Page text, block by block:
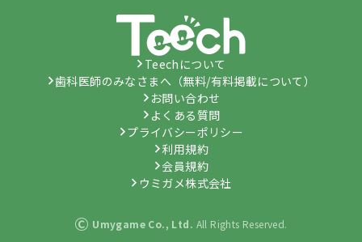
Teechについて
歯科医師のみなさまへ（無料/有料掲載について）
お問い合わせ
よくある質問
プライバシーポリシー
利用規約
会員規約
ウミガメ株式会社
© Umygame Co., Ltd. All Rights Reserved.